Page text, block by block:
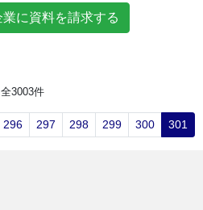
全3003件
296 297 298 299 300 301